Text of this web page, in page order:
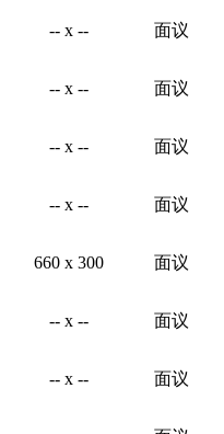
-- x -- 面议
-- x -- 面议
-- x -- 面议
-- x -- 面议
660 x 300 面议
-- x -- 面议
-- x -- 面议